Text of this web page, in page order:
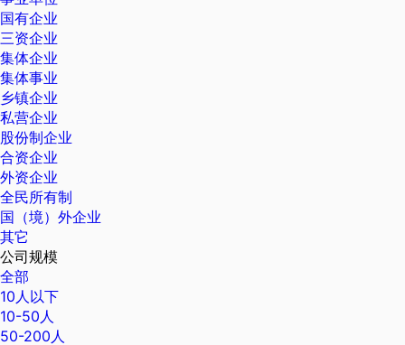
国有企业
三资企业
集体企业
集体事业
乡镇企业
私营企业
股份制企业
合资企业
外资企业
全民所有制
国（境）外企业
其它
公司规模
全部
10人以下
10-50人
50-200人